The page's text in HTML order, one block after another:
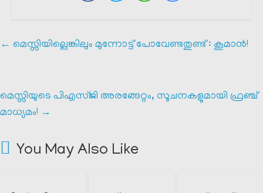
← മെസ്സിയില്ലെങ്കിലും മുന്നോട്ട് പോവേണ്ടതുണ്ട് : കൂമാൻ!
മെസ്സിയുടെ പിഎസ്ജി അരങ്ങേറ്റം, സൂചനകളുമായി ഫ്രഞ്ച്
മാധ്യമം! →
You May Also Like